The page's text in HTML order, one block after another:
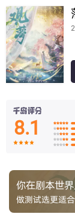
8.1 




你在剧本世界
做测试选更适